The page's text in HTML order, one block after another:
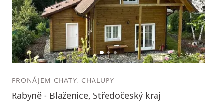
12 3
PRONÁJEM CHATY, CHALUPY
Rabyně - Blaženice, Středočeský kraj